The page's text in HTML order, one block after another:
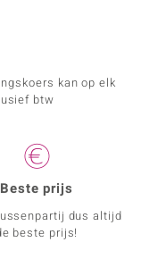
kan op elk
btw
Beste prijs
dus altijd
beste prijs!